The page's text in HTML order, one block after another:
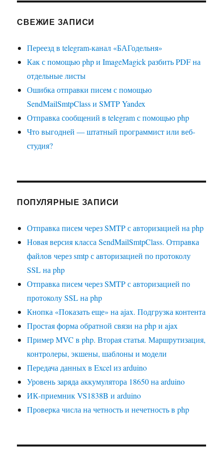
СВЕЖИЕ ЗАПИСИ
Переезд в telegram-канал «БАГодельня»
Как с помощью php и ImageMagick разбить PDF на
отдельные листы
Ошибка отправки писем с помощью
SendMailSmtpClass и SMTP Yandex
Отправка сообщений в telegram с помощью php
Что выгодней — штатный программист или веб-
студия?
ПОПУЛЯРНЫЕ ЗАПИСИ
Отправка писем через SMTP с авторизацией на php
Новая версия класса SendMailSmtpClass. Отправка
файлов через smtp с авторизацией по протоколу
SSL на php
Отправка писем через SMTP с авторизацией по
протоколу SSL на php
Кнопка «Показать еще» на ajax. Подгрузка контента
Простая форма обратной связи на php и ajax
Пример MVC в php. Вторая статья. Маршрутизация,
контролеры, экшены, шаблоны и модели
Передача данных в Excel из arduino
Уровень заряда аккумулятора 18650 на arduino
ИК-приемник VS1838B и arduino
Проверка числа на четность и нечетность в php